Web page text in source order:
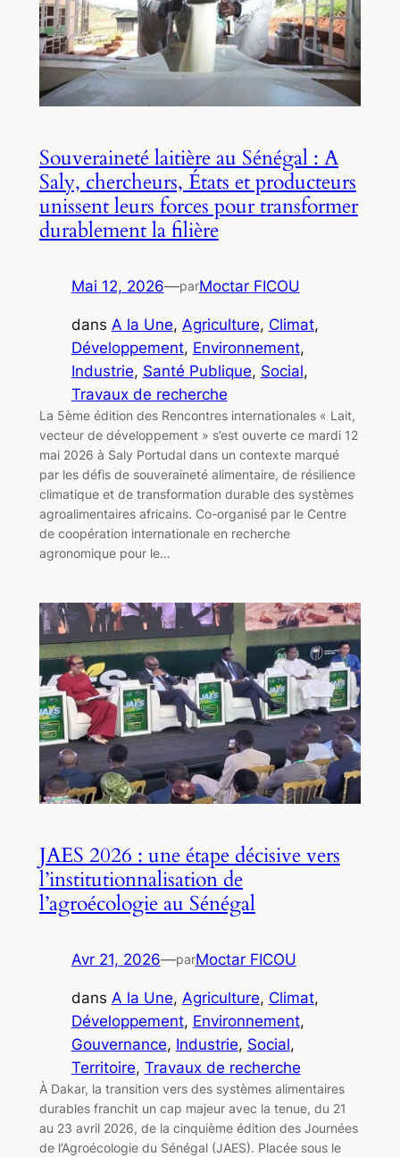
Souveraineté laitière au Sénégal : A
Saly, chercheurs, États et producteurs
unissent leurs forces pour transformer
durablement la filière
Mai 12, 2026—parMoctar FICOU
dans A la Une, Agriculture, Climat
Développement, Environnement
Industrie, Santé Publique, Social
Travaux de recherche
La 5ème édition des Rencontres internationales « Lait,
vecteur de développement » s’est ouverte ce mardi 12
mai 2026 à Saly Portudal dans un contexte marqué
par les défis de souveraineté alimentaire, de résilience
climatique et de transformation durable des systèmes
agroalimentaires africains. Co-organisé par le Centre
de coopération internationale en recherche
agronomique pour le…
JAES 2026 : une étape décisive vers
l’institutionnalisation de
l’agroécologie au Sénégal
Avr 21, 2026—parMoctar FICOU
dans A la Une, Agriculture, Climat
Développement, Environnement
Gouvernance, Industrie, Social
Territoire, Travaux de recherche
À Dakar, la transition vers des systèmes alimentaires
durables franchit un cap majeur avec la tenue, du 21
au 23 avril 2026, de la cinquième édition des Journées
de l’Agroécologie du Sénégal (JAES). Placée sous le